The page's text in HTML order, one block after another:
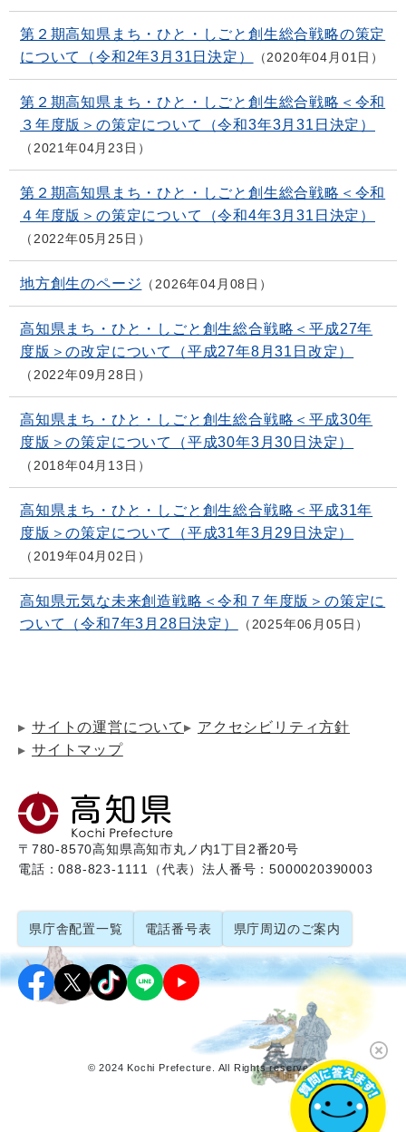
第２期高知県まち・ひと・しごと創生総合戦略の策定
について（令和2年3月31日決定）
2020年04月01日
第２期高知県まち・ひと・しごと創生総合戦略＜令和
３年度版＞の策定について（令和3年3月31日決定）
2021年04月23日
第２期高知県まち・ひと・しごと創生総合戦略＜令和
４年度版＞の策定について（令和4年3月31日決定）
2022年05月25日
地方創生のページ 2026年04月08日
高知県まち・ひと・しごと創生総合戦略＜平成27年
度版＞の改定について（平成27年8月31日改定）
2022年09月28日
高知県まち・ひと・しごと創生総合戦略＜平成30年
度版＞の策定について（平成30年3月30日決定）
2018年04月13日
高知県まち・ひと・しごと創生総合戦略＜平成31年
度版＞の策定について（平成31年3月29日決定）
2019年04月02日
高知県元気な未来創造戦略＜令和７年度版＞の策定に
ついて（令和7年3月28日決定）
2025年06月05日
サイトの運営について
アクセシビリティ方針
サイトマップ
〒780-8570高知県高知市丸ノ内1丁目2番20号
電話：088-823-1111（代表）法人番号：5000020390003
県庁舎配置一覧 電話番号表 県庁周辺のご案内
© 2024 Kochi Prefecture. All Rights reserved.